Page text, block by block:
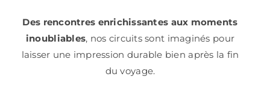
Des rencontres enrichissantes aux moments
inoubliables, nos circuits sont imaginés pour
laisser une impression durable bien après la fin
du voyage.